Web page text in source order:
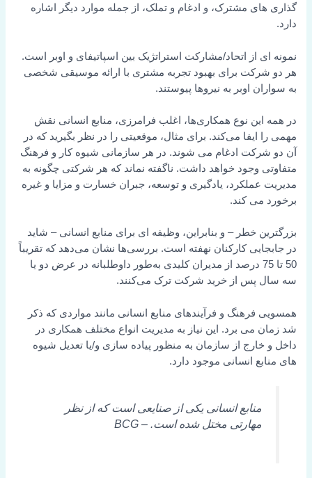
گذاری های مشترک، و ادغام و تملک، از جمله موارد دیگر اشاره
دارد.
نمونه ای از اتحاد/مشارکت استراتژیک بین اسپاتیفای و اوبر است.
هر دو شرکت برای بهبود تجربه مشتری با ارائه موسیقی شخصی
به سواران اوبر به نیروها پیوستند.
در همه این نوع همکاری‌ها، اغلب فرامرزی، منابع انسانی نقش
مهمی را ایفا می‌کند. برای مثال، موقعیتی را در نظر بگیرید که در
آن دو شرکت ادغام می شوند. در هر سازمانی شیوه کار و فرهنگ
متفاوتی وجود خواهد داشت. ناگفته نماند که هر شرکتی چگونه به
مدیریت عملکرد، یادگیری و توسعه، جبران خسارت و مزایا و غیره
برخورد می کند.
بزرگترین خطر – و بنابراین، وظیفه ای برای منابع انسانی – شاید
در جابجایی کارکنان نهفته است. بررسی‌ها نشان می‌دهد که تقریباً
50 تا 75 درصد از مدیران کلیدی به‌طور داوطلبانه در عرض دو یا
سه سال پس از خرید شرکت ترک می‌کنند.
همسویی فرهنگ و فرآیندهای منابع انسانی مانند مواردی که ذکر
شد زمان می برد. این نیاز به مدیریت انواع مختلف همکاری در
داخل و خارج از سازمان به منظور پیاده سازی و/یا تعدیل شیوه
های منابع انسانی موجود دارد.
منابع انسانی یکی از صنایعی است که از نظر
مهارتی مختل شده است. – BCG